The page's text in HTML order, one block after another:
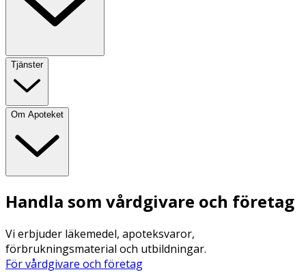
Tjänster
Om Apoteket
Handla som vårdgivare och företag
Vi erbjuder läkemedel, apoteksvaror,
förbrukningsmaterial och utbildningar.
För vårdgivare och företag